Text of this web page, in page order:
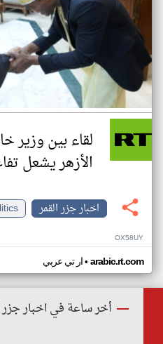
لقاء بين وزير
الأزهر يشعل
اخبار جزر القمر
OX58UY
ار تي عربي• arabic.rt.com
أخر ساعة في اخبار جزر